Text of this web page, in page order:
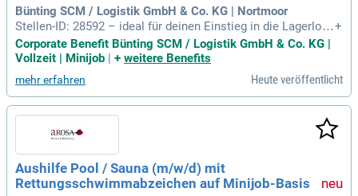
Bünting SCM / Logistik GmbH & Co. KG | Nortmoor
Stellen-ID: 28592 – ideal für deinen Einstieg in die Lagerlogi
stik! Wir suchen engagierte Mitarbeiter für die Kommissioni
erung von Waren in unseren Filialen. Zu deinen Aufgaben ge
ang mit Gabelstaplern. Du brauchst keine umfangreiche Erfa
hrung im Lager, eine zuverlässige Arbeitsweise genügt. Freu
dich auf ein motiviertes Team, attraktive Mitarbeiterrabatte
und Zugang zu Hansefit! Bewirb dich jetzt und starte deine K
arriere in einem dynamischen Umfeld!
+
Corporate Benefit Bünting SCM / Logistik GmbH & Co. KG |
Vollzeit | Minijob
+ weitere Benefits
mehr erfahren Heute veröffentlicht
Aushilfe Pool / Sauna (m/w/d) mit
Rettungsschwimmabzeichen auf Minijob-Basis